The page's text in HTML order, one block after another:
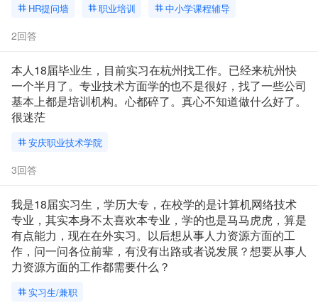
HR提问墙 职业培训 中小学课程辅导
2回答
本人18届毕业生，目前实习在杭州找工作。已经来杭州快
一个半月了。专业技术方面学的也不是很好，找了一些公司
基本上都是培训机构。心都碎了。真心不知道做什么好了。
很迷茫
安庆职业技术学院
3回答
我是18届实习生，学历大专，在校学的是计算机网络技术
专业，其实本身不太喜欢本专业，学的也是马马虎虎，算是
有点能力，现在在外实习。以后想从事人力资源方面的工
作，问一问各位前辈，有没有出路或者说发展？想要从事人
力资源方面的工作都需要什么？
实习生/兼职